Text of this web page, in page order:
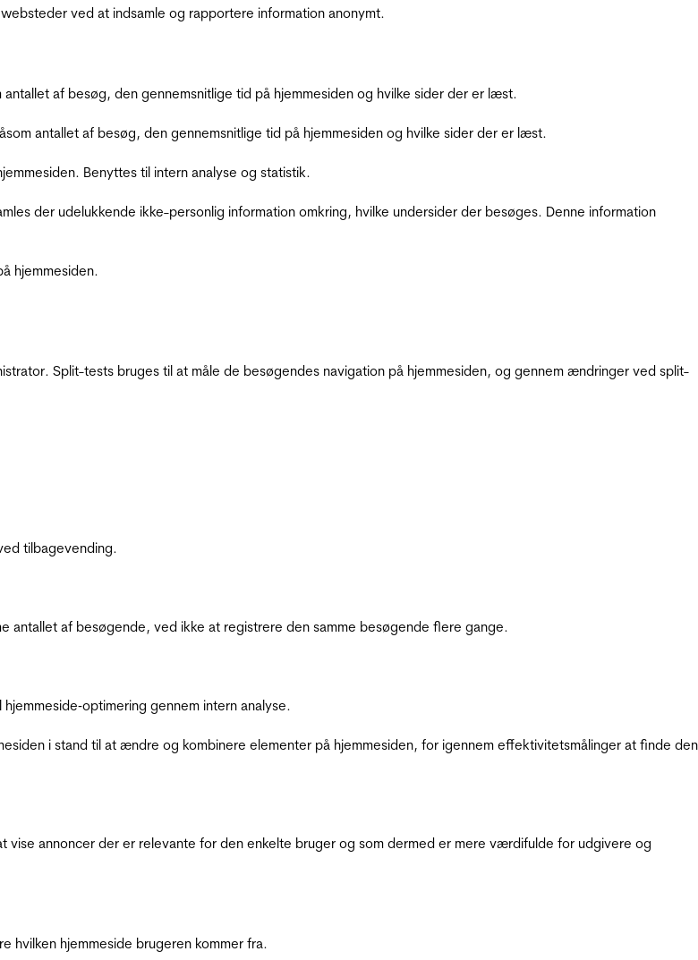
ved at indsamle og rapportere information anonymt.
af besøg, den gennemsnitlige tid på hjemmesiden og hvilke sider der er læst.
antallet af besøg, den gennemsnitlige tid på hjemmesiden og hvilke sider der er læst.
Benyttes til intern analyse og statistik.
der udelukkende ikke-personlig information omkring, hvilke undersider der besøges. Denne information
hjemmesiden.
Split-tests bruges til at måle de besøgendes navigation på hjemmesiden, og gennem ændringer ved split-
tilbagevending.
antallet af besøgende, ved ikke at registrere den samme besøgende flere gange.
gennem intern analyse.
i stand til at ændre og kombinere elementer på hjemmesiden, for igennem effektivitetsmålinger at finde den
annoncer der er relevante for den enkelte bruger og som dermed er mere værdifulde for udgivere og
hvilken hjemmeside brugeren kommer fra.